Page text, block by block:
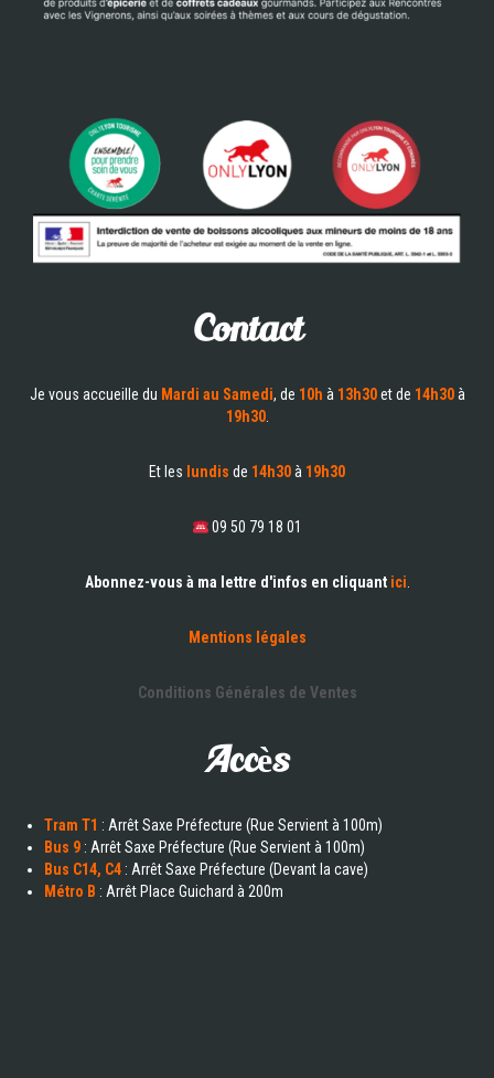
Contact
Je vous accueille du Mardi au Samedi, de 10h à 13h30et de 14h30à
19h30.
Et les lundis de 14h30à 19h30
09 50 79 18 01
Abonnez-vous à ma lettre d'infos en cliquant ici
Mentions légales
Conditions Générales de Ventes
Accès
Tram T1 : Arrêt Saxe Préfecture (Rue Servient à 100m)
Bus 9 : Arrêt Saxe Préfecture (Rue Servient à 100m)
Bus C14, C4 : Arrêt Saxe Préfecture (Devant la cave)
Métro B : Arrêt Place Guichard à 200m